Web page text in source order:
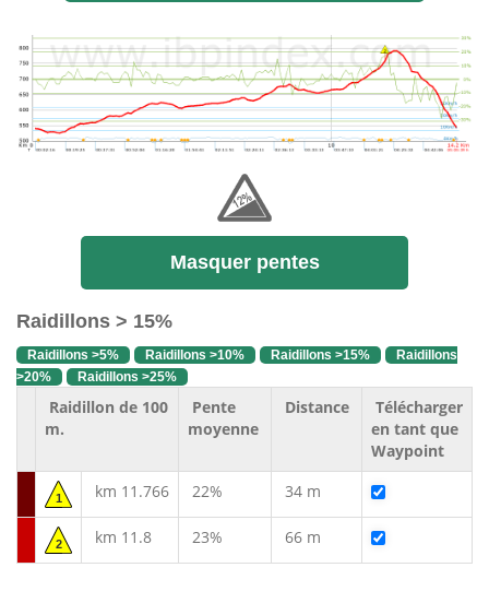
Masquer pentes
Raidillons > 15%
Raidillons >5% Raidillons >10% Raidillons >15%
Raidillons
>20%
Raidillons >25%
Raidillon de 100
m.
Pente
moyenne
Distance
Télécharger
en tant que
Waypoint
1 km 11.766 22% 34 m
2 km 11.8 23% 66 m